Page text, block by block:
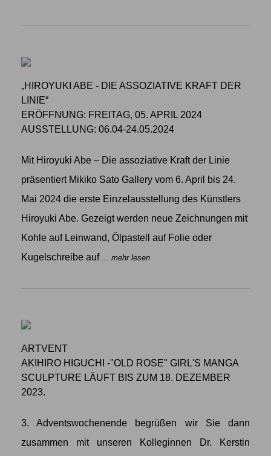
„HIROYUKI ABE - DIE ASSOZIATIVE KRAFT DER
LINIE“
ERÖFFNUNG: FREITAG, 05. APRIL 2024
AUSSTELLUNG: 06.04-24.05.2024
Mit Hiroyuki Abe – Die assoziative Kraft der Linie
präsentiert Mikiko Sato Gallery vom 6. April bis 24.
Mai 2024 die erste Einzelausstellung des Künstlers
Hiroyuki Abe. Gezeigt werden neue Zeichnungen mit
Kohle auf Leinwand, Ölpastell auf Folie oder
Kugelschreibe auf
... mehr lesen
ARTVENT
AKIHIRO HIGUCHI -"OLD ROSE" GIRL'S MANGA
SCULPTURE LÄUFT BIS ZUM 18. DEZEMBER
2023.
3. Adventswochenende begrüßen wir Sie dann
zusammen mit unseren Kolleginnen Dr. Kerstin